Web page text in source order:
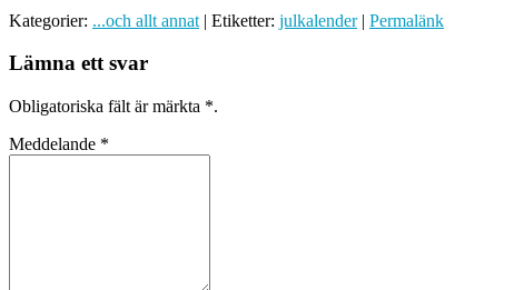
Kategorier: ...och allt annat | Etiketter: julkalender| Permalänk
Lämna ett svar
Obligatoriska fält är märkta *.
Meddelande *